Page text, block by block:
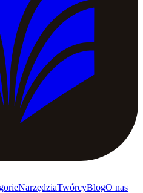
NarzędziaTwórcyBlogO nas